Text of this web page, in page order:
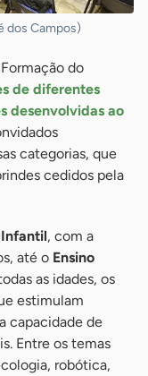
dos Campos)
do
de diferentes
desenvolvidas ao
categorias, que
cedidos pela
, com a
até o Ensino
as idades, os
estimulam
capacidade de
Entre os temas
robótica,